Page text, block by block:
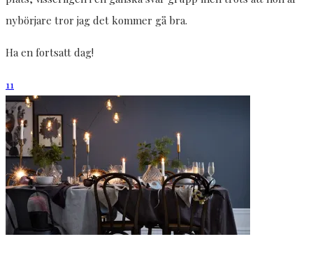
nybörjare tror jag det kommer gå bra.
Ha en fortsatt dag!
11